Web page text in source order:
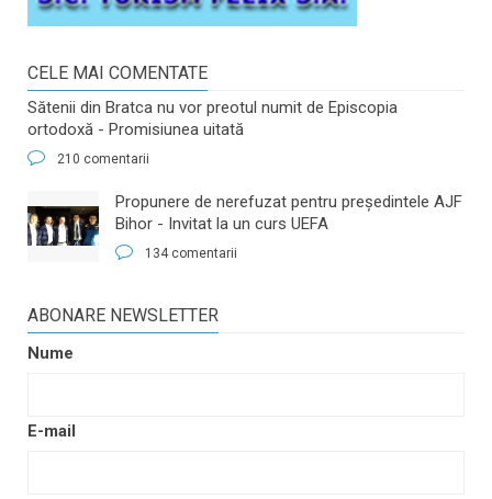
CELE MAI COMENTATE
Sătenii din Bratca nu vor preotul numit de Episcopia
ortodoxă - Promisiunea uitată
210 comentarii
​Propunere de nerefuzat pentru preşedintele AJF
Bihor - Invitat la un curs UEFA
134 comentarii
ABONARE NEWSLETTER
Nume
E-mail